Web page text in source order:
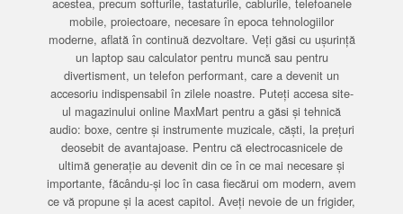
mobile, proiectoare, necesare în epoca tehnologiilor
moderne, aflată în continuă dezvoltare. Veți găsi cu ușurință
un laptop sau calculator pentru muncă sau pentru
divertisment, un telefon performant, care a devenit un
accesoriu indispensabil în zilele noastre. Puteți accesa site-
ul magazinului online MaxMart pentru a găsi și tehnică
audio: boxe, centre și instrumente muzicale, căști, la prețuri
deosebit de avantajoase. Pentru că electrocasnicele de
ultimă generație au devenit din ce în ce mai necesare și
importante, făcându-și loc în casa fiecărui om modern, avem
ce vă propune și la acest capitol. Aveți nevoie de un frigider,